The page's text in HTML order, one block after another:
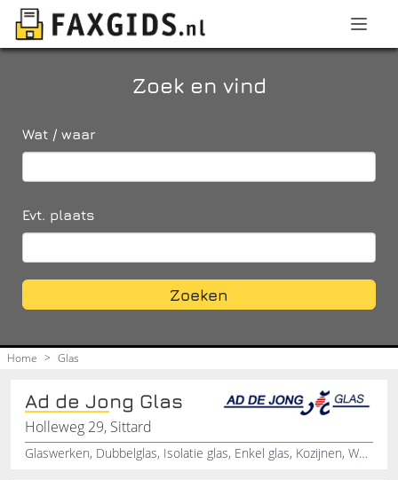
Zoek en vind
Wat / waar
Evt. plaats
Zoeken
Home > Glas
Ad de Jong Glas
Holleweg 29, Sittard
Glaswerken, Dubbelglas, Isolatie glas, Enkel glas, Kozijnen, Wanden, Keuken achterwanden, Glazen deuren, Douchewanden